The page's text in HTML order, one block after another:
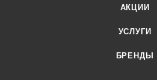
АКЦИИ
УСЛУГИ
БРЕНДЫ